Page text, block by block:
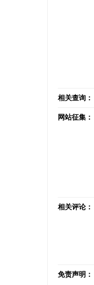
相关查询：
网站征集：
相关评论：
免责声明：